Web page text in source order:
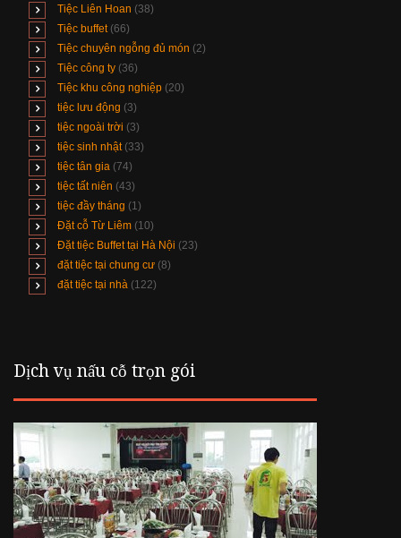
Tiệc Liên Hoan (38)
Tiệc buffet (66)
Tiệc chuyên ngỗng đủ món (2)
Tiệc công ty (36)
Tiệc khu công nghiệp (20)
tiệc lưu động (3)
tiệc ngoài trời (3)
tiệc sinh nhật (33)
tiệc tân gia (74)
tiệc tất niên (43)
tiệc đầy tháng (1)
Đặt cỗ Từ Liêm (10)
Đặt tiệc Buffet tại Hà Nội (23)
đặt tiệc tại chung cư (8)
đặt tiệc tại nhà (122)
Dịch vụ nấu cỗ trọn gói